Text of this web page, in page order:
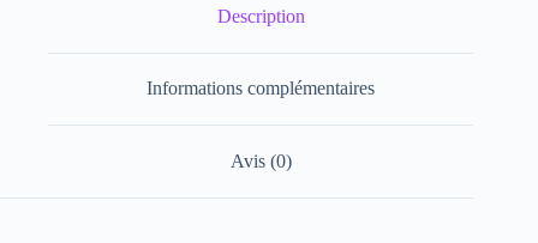
Description
Informations complémentaires
Avis (0)